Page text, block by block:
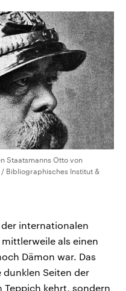
Staatsmanns Otto von
/ Bibliographisches Institut &
internationalen
als einen
Dämon war. Das
Seiten der
Teppich kehrt, sondern